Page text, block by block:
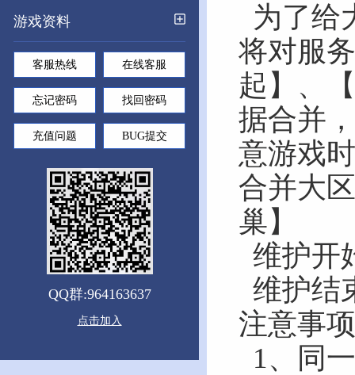
游戏资料
客服热线 在线客服
忘记密码 找回密码
充值问题 BUG提交
QQ群:964163637
点击加入
为了给
将对服
起 】 、
【
据合并
意游戏
合并大
巢】
维护开
维护结
注意事
1、同